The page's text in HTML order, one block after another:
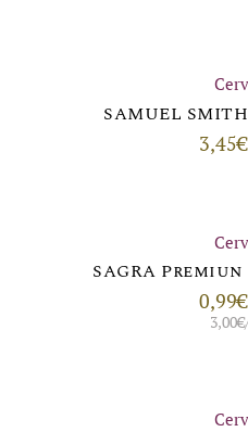
SAMUEL
3,45€
SAGRA
0,99€
3,00€